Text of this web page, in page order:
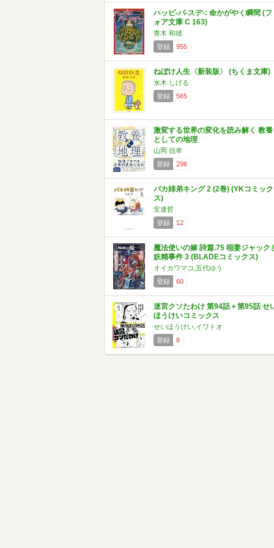
ハッピ-バ-スデ-: 命かがやく瞬間 (フ
ォア文庫 C 163)
青木 和雄
登録
955
ねぼけ人生〈新装版〉 (ちくま文庫)
水木 しげる
登録
565
激変する世界の変化を読み解く 教養
としての地理
山岡 信幸
登録
296
バカ姉弟キング 2 (2巻) (YKコミック
ス)
安達哲
登録
12
魔法使いの嫁 詩篇.75 稲妻ジャック
妖精事件 3 (BLADEコミックス)
オイカワマコ,五代ゆう
登録
60
迷宮クソたわけ 第94話＋第95話 せ
ほうけいコミックス
せいほうけい,イワトオ
登録
8